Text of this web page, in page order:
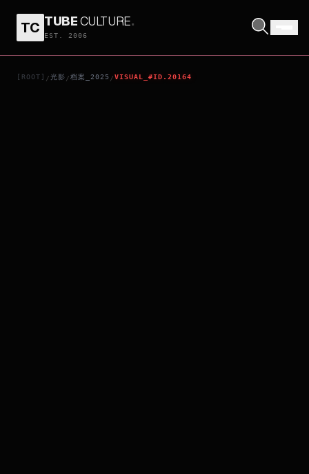
TC TUBECULTURE.
EST. 2006
[ROOT] /光影 /档案_2025 /VISUAL_#ID.20164
BAMBI: THE RECKONING